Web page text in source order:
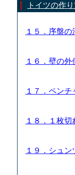
トイツの作
１５．序盤
１６．壁の
１７．ペン
１８．１枚
１９．シュ